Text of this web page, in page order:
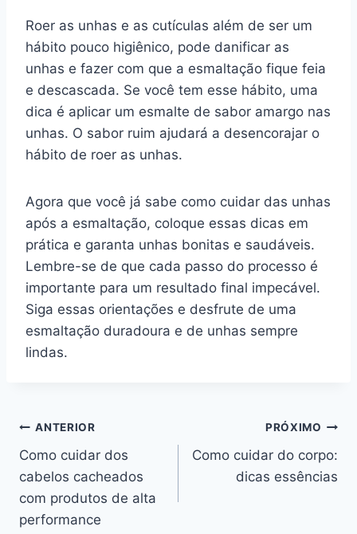
Roer as unhas e as cutículas além de ser um
hábito pouco higiênico, pode danificar as
unhas e fazer com que a esmaltação fique feia
e descascada. Se você tem esse hábito, uma
dica é aplicar um esmalte de sabor amargo nas
unhas. O sabor ruim ajudará a desencorajar o
hábito de roer as unhas.
Agora que você já sabe como cuidar das unhas
após a esmaltação, coloque essas dicas em
prática e garanta unhas bonitas e saudáveis.
Lembre-se de que cada passo do processo é
importante para um resultado final impecável.
Siga essas orientações e desfrute de uma
esmaltação duradoura e de unhas sempre
lindas.
Navegação
de
Post
ANTERIOR
Como cuidar dos
cabelos cacheados
com produtos de alta
performance
PRÓXIMO
Como cuidar do corpo:
dicas essências